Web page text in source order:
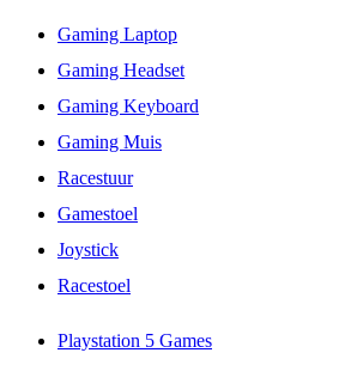
Gaming Laptop
Gaming Headset
Gaming Keyboard
Gaming Muis
Racestuur
Gamestoel
Joystick
Racestoel
Playstation 5 Games